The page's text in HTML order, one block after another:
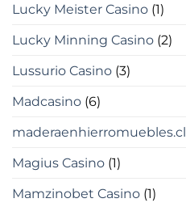
Lucky Meister Casino (1)
Lucky Minning Casino (2)
Lussurio Casino (3)
Madcasino (6)
maderaenhierromuebles.cl
Magius Casino (1)
Mamzinobet Casino (1)